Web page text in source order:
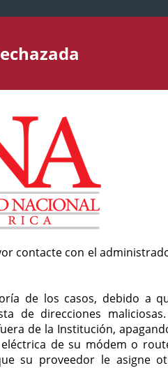
contacte con el
de los casos, debido a
de direcciones maliciosas.
de la Institución,
de su módem o
su proveedor le asigne